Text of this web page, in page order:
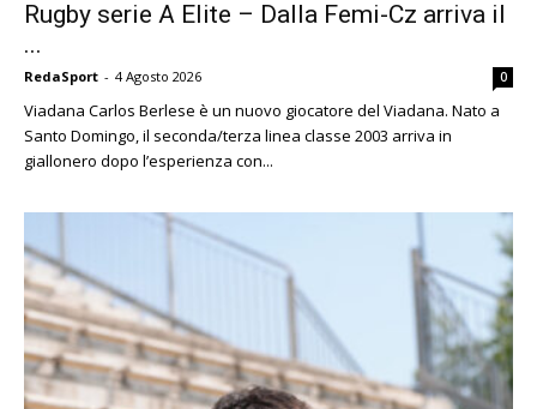
Rugby serie A Elite – Dalla Femi-Cz arriva il
...
RedaSport - 4 Agosto 2026 0
Viadana Carlos Berlese è un nuovo giocatore del Viadana. Nato a
Santo Domingo, il seconda/terza linea classe 2003 arriva in
giallonero dopo l’esperienza con...